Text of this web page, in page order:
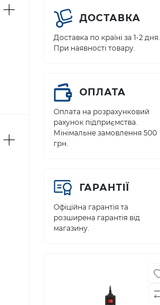
ДОСТАВКА
Доставка по країні за 1-2 дня.
При наявності товару.
ОПЛАТА
Оплата на розрахунковий
рахунок підприємства.
Мінімальне замовлення 500
грн.
ГАРАНТІЇ
Офіційна гарантія та
розширена гарантія від
магазину.